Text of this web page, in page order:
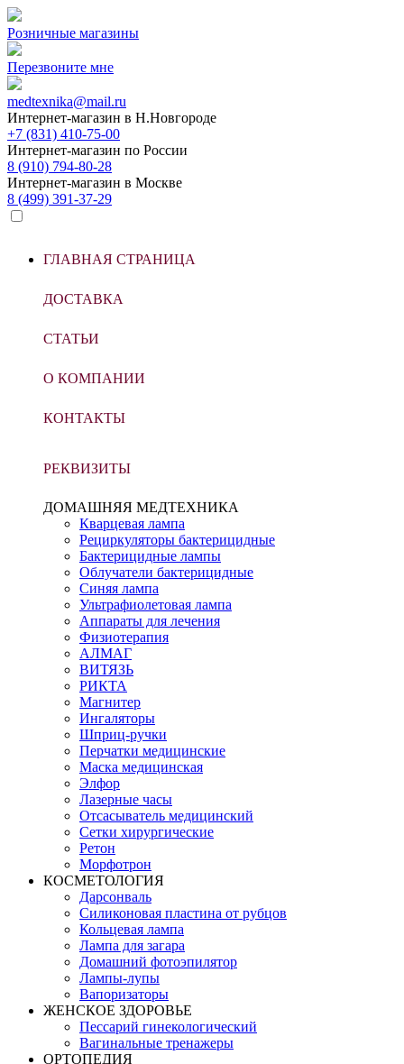
Розничные магазины
Перезвоните мне
medtexnika@mail.ru
Интернет-магазин в Н.Новгороде
+7 (831) 410-75-00
Интернет-магазин по России
8 (910) 794-80-28
Интернет-магазин в Москве
8 (499) 391-37-29
ГЛАВНАЯ СТРАНИЦА
ДОСТАВКА
СТАТЬИ
О КОМПАНИИ
КОНТАКТЫ
РЕКВИЗИТЫ
ДОМАШНЯЯ МЕДТЕХНИКА
Кварцевая лампа
Рециркуляторы бактерицидные
Бактерицидные лампы
Облучатели бактерицидные
Синяя лампа
Ультрафиолетовая лампа
Аппараты для лечения
Физиотерапия
АЛМАГ
ВИТЯЗЬ
РИКТА
Магнитер
Ингаляторы
Шприц-ручки
Перчатки медицинские
Маска медицинская
Элфор
Лазерные часы
Отсасыватель медицинский
Сетки хирургические
Ретон
Морфотрон
КОСМЕТОЛОГИЯ
Дарсонваль
Силиконовая пластина от рубцов
Кольцевая лампа
Лампа для загара
Домашний фотоэпилятор
Лампы-лупы
Вапоризаторы
ЖЕНСКОЕ ЗДОРОВЬЕ
Пессарий гинекологический
Вагинальные тренажеры
ОРТОПЕДИЯ